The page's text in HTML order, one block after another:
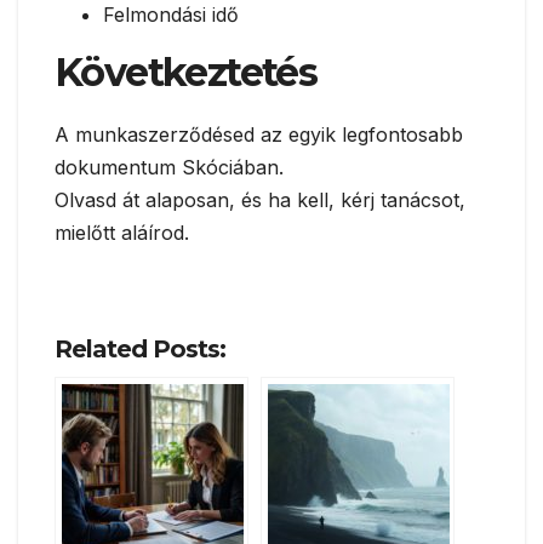
Felmondási idő
Következtetés
A munkaszerződésed az egyik legfontosabb
dokumentum Skóciában.
Olvasd át alaposan, és ha kell, kérj tanácsot,
mielőtt aláírod.
Related Posts: